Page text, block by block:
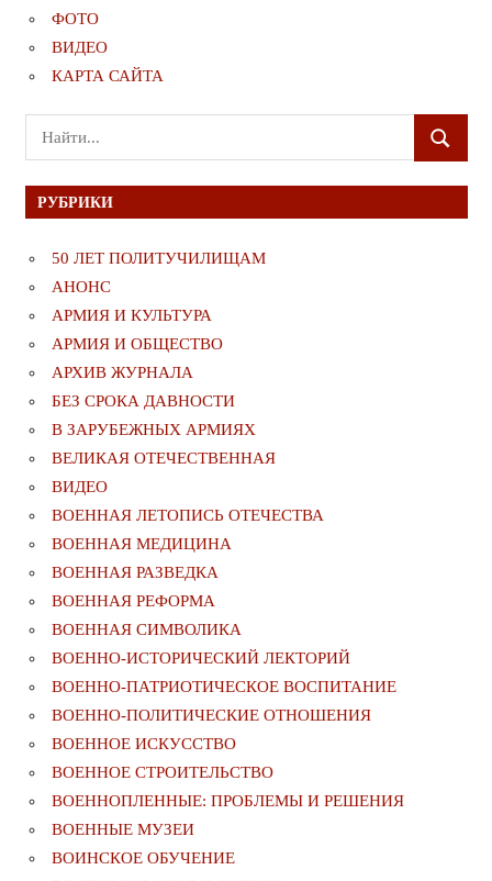
ФОТО
ВИДЕО
КАРТА САЙТА
Поиск
для:
ПОИСК
РУБРИКИ
50 ЛЕТ ПОЛИТУЧИЛИЩАМ
АНОНС
АРМИЯ И КУЛЬТУРА
АРМИЯ И ОБЩЕСТВО
АРХИВ ЖУРНАЛА
БЕЗ СРОКА ДАВНОСТИ
В ЗАРУБЕЖНЫХ АРМИЯХ
ВЕЛИКАЯ ОТЕЧЕСТВЕННАЯ
ВИДЕО
ВОЕННАЯ ЛЕТОПИСЬ ОТЕЧЕСТВА
ВОЕННАЯ МЕДИЦИНА
ВОЕННАЯ РАЗВЕДКА
ВОЕННАЯ РЕФОРМА
ВОЕННАЯ СИМВОЛИКА
ВОЕННО-ИСТОРИЧЕСКИЙ ЛЕКТОРИЙ
ВОЕННО-ПАТРИОТИЧЕСКОЕ ВОСПИТАНИЕ
ВОЕННО-ПОЛИТИЧЕСКИE ОТНОШЕНИЯ
ВОЕННОЕ ИСКУССТВО
ВОЕННОЕ СТРОИТЕЛЬСТВО
ВОЕННОПЛЕННЫЕ: ПРОБЛЕМЫ И РЕШЕНИЯ
ВОЕННЫЕ МУЗЕИ
ВОИНСКОЕ ОБУЧЕНИЕ